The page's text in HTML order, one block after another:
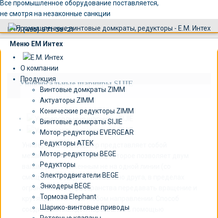
Все промышленное оборудование поставляется,
не смотря на незаконные санкции
+7 (495) 971-39-21
Меню ЕМ Интех
О компании
Продукция
Винтовые домкраты ZIMM
Актуаторы ZIMM
Конические редукторы ZIMM
Винтовые домкраты SIJIE
Мотор-редукторы EVERGEAR
Редукторы ATEK
Мотор-редукторы BEGE
Редукторы
Электродвигатели BEGE
Энкодеры BEGE
Тормоза Elephant
Шарико-винтовые приводы
Универсальные шарниры SIJIE
Универсальный шарнир представляет собой
механическое устройство, которое позволяет двум
валам, расположенным не на одной линии (со
смещением) друг относительно друга, в пределах
ограниченного пространства передавать вращение и
крутящий момент в любом направлении. Способ
соединения каждой пары валов с помощью